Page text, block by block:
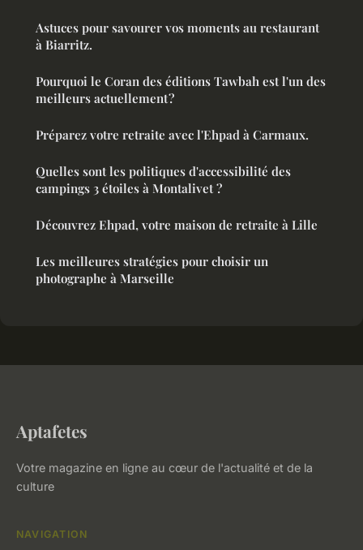
Astuces pour savourer vos moments au restaurant
à Biarritz.
Pourquoi le Coran des éditions Tawbah est l'un des
meilleurs actuellement ?
Préparez votre retraite avec l'Ehpad à Carmaux.
Quelles sont les politiques d'accessibilité des
campings 3 étoiles à Montalivet ?
Découvrez Ehpad, votre maison de retraite à Lille
Les meilleures stratégies pour choisir un
photographe à Marseille
Aptafetes
Votre magazine en ligne au cœur de l'actualité et de la
culture
NAVIGATION